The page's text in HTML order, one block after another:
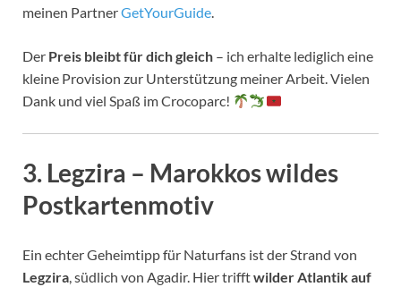
meinen PartnerGetYourGuide.
Der Preis bleibt für dich gleich – ich erhalte lediglich eine
kleine Provision zur Unterstützung meiner Arbeit. Vielen
Dank und viel Spaß im Crocoparc!
3. Legzira – Marokkos wildes
Postkartenmotiv
Ein echter Geheimtipp für Naturfans ist der Strand von
Legzira, südlich von Agadir. Hier trifftwilder Atlantik auf